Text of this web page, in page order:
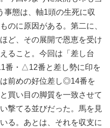
事態は、軸1頭の生死に収
のに原因がある。第二に、
ど、その展開で恩恵を受け
ること。今回は「差し台
番・△12番と差し勢に印を
前めの好位差し◎14番を
買い目の脚質を一致させて
撃てる並びだった。馬を見
る。あとは、それを収支に